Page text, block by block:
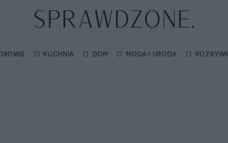
KUCHNIA DOM MODA I URODA